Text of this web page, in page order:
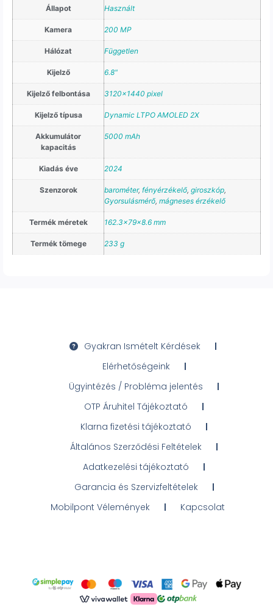
Állapot Használt
Kamera 200 MP
Hálózat Független
Kijelző 6.8"
Kijelző felbontása 3120×1440 pixel
Kijelző típusa Dynamic LTPO AMOLED 2X
Akkumulátor
kapacitás
5000 mAh
Kiadás éve 2024
Szenzorok barométer, fényérzékelő, giroszkóp,
Gyorsulásmérő, mágneses érzékelő
Termék méretek 162.3x79x8.6 mm
Termék tömege 233 g
Gyakran Ismételt Kérdések
Elérhetőségeink
Ügyintézés / Probléma jelentés
OTP Áruhitel Tájékoztató
Klarna fizetési tájékoztató
Általános Szerződési Feltételek
Adatkezelési tájékoztató
Garancia és Szervizfeltételek
Mobilpont Vélemények
Kapcsolat